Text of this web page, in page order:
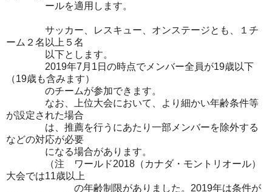
ールを適用します。
サッカー、レスキュー、オンステージとも、１チ
ーム２名以上５名
以下とします。
2019年7月1日の時点でメンバー全員が19歳以下
（19歳も含みます）
のチームが参加できます。
なお、上位大会において、より細かい年齢条件等
が設定された場合
は、推薦を行うにあたり一部メンバーを除外する
などの対応が必要
になる場合があります。
（注 ワールド2018（カナダ・モントリオール）
大会では11歳以上
の年齢制限がありました。2019年は条件が